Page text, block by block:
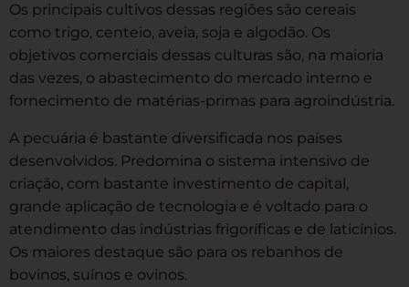
Os principais cultivos dessas regiões são cereais
como trigo, centeio, aveia, soja e algodão. Os
objetivos comerciais dessas culturas são, na maioria
das vezes, o abastecimento do mercado interno e
fornecimento de matérias-primas para agroindústria.
A pecuária é bastante diversificada nos países
desenvolvidos. Predomina o sistema intensivo de
criação, com bastante investimento de capital,
grande aplicação de tecnologia e é voltado para o
atendimento das indústrias frigoríficas e de laticínios.
Os maiores destaque são para os rebanhos de
bovinos, suínos e ovinos.